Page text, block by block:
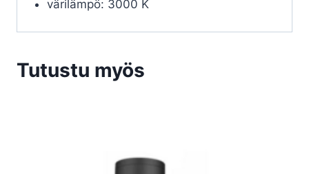
värilämpö: 3000 K
Tutustu myös